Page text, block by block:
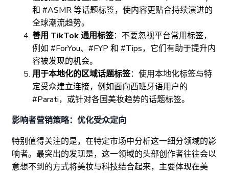
和 #ASMR 等话题标签，使内容更贴合持续演进的
全球潮流趋势。
善用 TikTok 通用标签：不要忽视平台常用标签，
例如 #ForYou、#FYP 和 #Tips，它们有助于提升内
容被发现的机会。
用于本地化的区域话题标签：使用本地化标签与特
定受众建立连接，例如面向西班牙语用户的
#Parati，或针对各国美妆趋势的话题标签。
影响者营销策略：优化受众定向
特别值得关注的是，在特定市场中分析这一细分领域的影
响者。最突出的发现是，这一领域的头部创作者往往会以
意想不到的方式将美妆与科技结合起来，主要体现在美